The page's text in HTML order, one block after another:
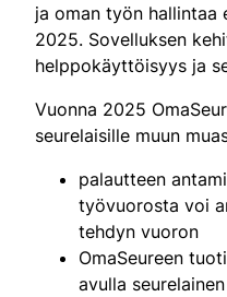
ja oman työn hallintaa
2025. Sovelluksen
helppokäyttöisyys ja
Vuonna 2025
seurelaisille muun
palautteen
työvuorosta voi
tehdyn vuoron
OmaSeureen
avulla